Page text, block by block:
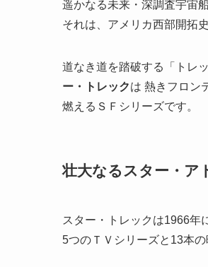
遥かなる未来・深調査宇宙
それは、アメリカ西部開拓
道なき道を踏破する「トレ
ー・トレックは 熱きフロン
燃えるＳＦシリーズです。
壮大なるスター・ア
スター・トレックは1966年
5つのＴＶシリーズと13本